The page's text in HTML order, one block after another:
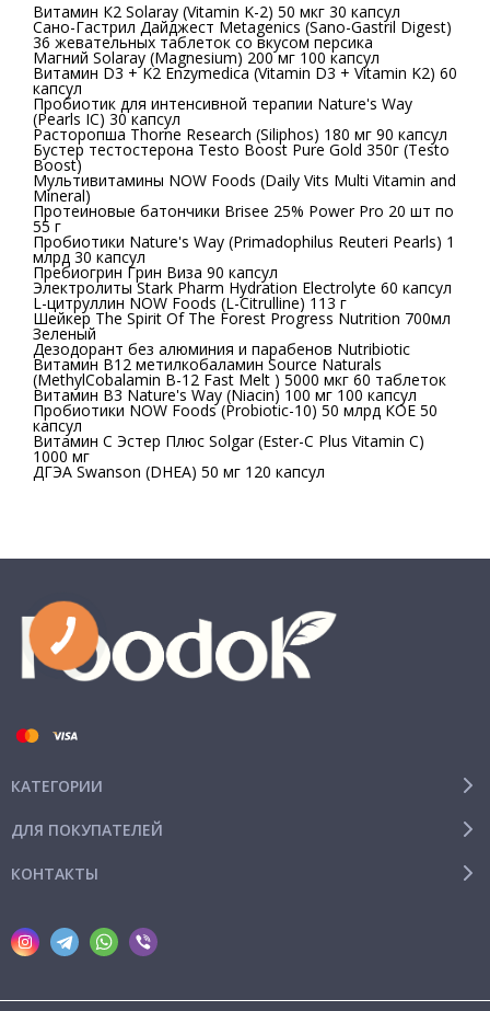
Витамин К2 Solaray (Vitamin K-2) 50 мкг 30 капсул
Сано-Гастрил Дайджест Metagenics (Sano-Gastril Digest)
36 жевательных таблеток со вкусом персика
Магний Solaray (Magnesium) 200 мг 100 капсул
Витамин D3 + K2 Enzymedica (Vitamin D3 + Vitamin K2) 60
капсул
Пробиотик для интенсивной терапии Nature's Way
(Pearls IC) 30 капсул
Расторопша Thorne Research (Siliphos) 180 мг 90 капсул
Бустер тестостерона Testo Boost Pure Gold 350г (Testo
Boost)
Мультивитамины NOW Foods (Daily Vits Multi Vitamin and
Mineral)
Протеиновые батончики Brisee 25% Power Pro 20 шт по
55 г
Пробиотики Nature's Way (Primadophilus Reuteri Pearls) 1
млрд 30 капсул
Пребиогрин Грин Виза 90 капсул
Электролиты Stark Pharm Hydration Electrolyte 60 капсул
L-цитруллин NOW Foods (L-Citrulline) 113 г
Шейкер The Spirit Of The Forest Progress Nutrition 700мл
Зеленый
Дезодорант без алюминия и парабенов Nutribiotic
Витамин B12 метилкобаламин Source Naturals
(MethylCobalamin B-12 Fast Melt ) 5000 мкг 60 таблеток
Витамин В3 Nature's Way (Niacin) 100 мг 100 капсул
Пробиотики NOW Foods (Probiotic-10) 50 млрд КОЕ 50
капсул
Витамин С Эстер Плюс Solgar (Ester-C Plus Vitamin C)
1000 мг
ДГЭА Swanson (DHEA) 50 мг 120 капсул
КАТЕГОРИИ
ДЛЯ ПОКУПАТЕЛЕЙ
КОНТАКТЫ